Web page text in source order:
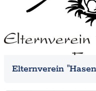
Elternverein